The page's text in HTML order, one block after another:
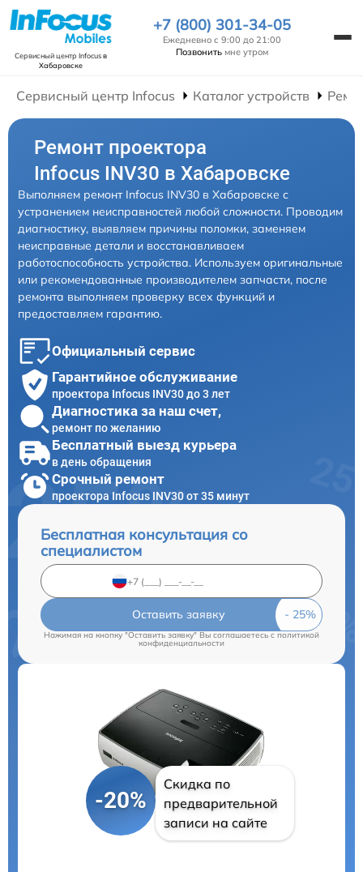
Сервисный центр Infocusв
Хабаровске
+7 (800) 301-34-05
Ежедневно с 9:00 до 21:00
Позвонить мне утром
Сервисный центр Infocus Каталог устройств
Ремонт проектора
Infocus INV30 в Хабаровске
Выполняем ремонт Infocus INV30 в Хабаровске с
устранением неисправностей любой сложности. Проводим
диагностику, выявляем причины поломки, заменяем
неисправные детали и восстанавливаем
работоспособность устройства. Используем оригинальные
или рекомендованные производителем запчасти, после
ремонта выполняем проверку всех функций и
предоставляем гарантию.
Официальный сервис
Гарантийное обслуживание
проектора Infocus INV30 до 3 лет
Диагностика за наш счет,
ремонт по желанию
Бесплатный выезд курьера
в день обращения
Срочный ремонт
проектора Infocus INV30 от 35 минут
Бесплатная консультация со
специалистом
Оставить заявку
Нажимая на кнопку "Оставить заявку" Вы соглашаетесь c политикой
конфиденциальности
-20%
Скидка по
предварительной
записи на сайте